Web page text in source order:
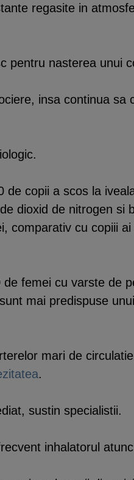
regasite in
pentru nasterea unui
insa continua sa
de copii a scos la
dioxid de nitrogen si
comparativ cu copiii
femei cu varste de
mai predispuse
mari de
.
sustin specialistii.
inhalatorul